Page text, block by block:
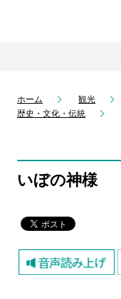
ホーム 観光
歴史・文化・伝統
いぼの神様